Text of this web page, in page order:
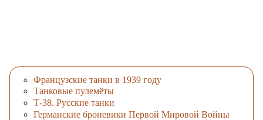
Французские танки в 1939 году
Танковые пулемёты
Т-38. Русские танки
Германские броневики Первой Мировой Войны